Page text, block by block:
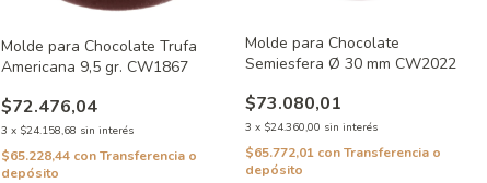
Molde para Chocolate Trufa
Americana 9,5 gr. CW1867
$72.476,04
3 x $24.158,68 sin interés
$65.228,44 con Transferencia o
depósito
Molde para Chocolate
Semiesfera Ø 30 mm CW2022
$73.080,01
3 x $24.360,00 sin interés
$65.772,01 con Transferencia o
depósito